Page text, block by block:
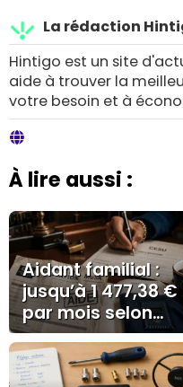
La rédaction
Hintigo est un site
aide à trouver la
votre besoin et à
À lire aussi :
Aidant familial :
jusqu’à 1 477,38 €
par mois selon
l’AJPA, la PCH ou
le CESU